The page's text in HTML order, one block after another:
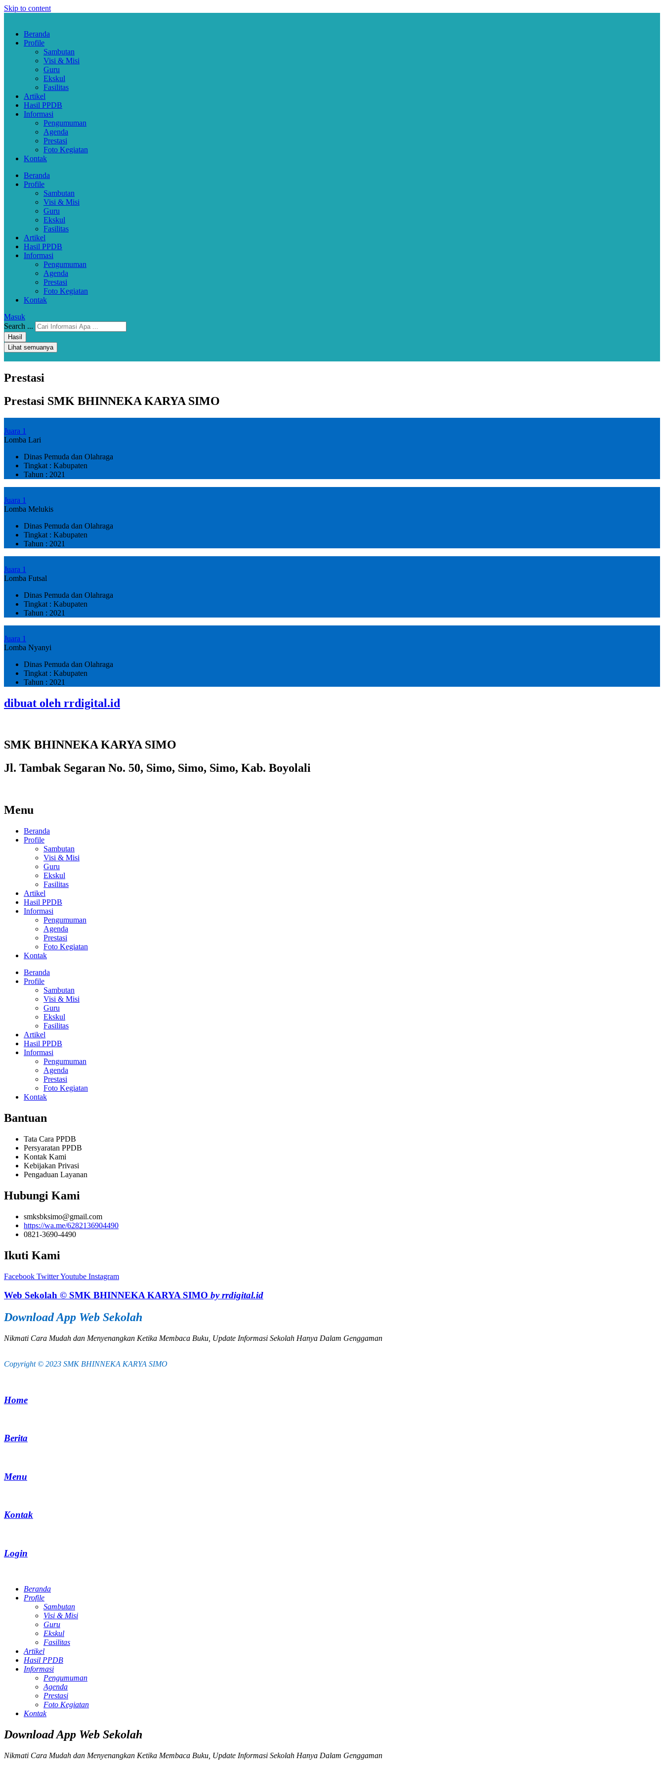
Skip to content
Beranda
Profile
Sambutan
Visi & Misi
Guru
Ekskul
Fasilitas
Artikel
Hasil PPDB
Informasi
Pengumuman
Agenda
Prestasi
Foto Kegiatan
Kontak
Beranda
Profile
Sambutan
Visi & Misi
Guru
Ekskul
Fasilitas
Artikel
Hasil PPDB
Informasi
Pengumuman
Agenda
Prestasi
Foto Kegiatan
Kontak
Masuk
Search ...
Hasil
Lihat semuanya
Prestasi
Prestasi SMK BHINNEKA KARYA SIMO
Juara 1
Lomba Lari
Dinas Pemuda dan Olahraga
Tingkat : Kabupaten
Tahun : 2021
Juara 1
Lomba Melukis
Dinas Pemuda dan Olahraga
Tingkat : Kabupaten
Tahun : 2021
Juara 1
Lomba Futsal
Dinas Pemuda dan Olahraga
Tingkat : Kabupaten
Tahun : 2021
Juara 1
Lomba Nyanyi
Dinas Pemuda dan Olahraga
Tingkat : Kabupaten
Tahun : 2021
dibuat oleh rrdigital.id
SMK BHINNEKA KARYA SIMO
Jl. Tambak Segaran No. 50, Simo, Simo, Simo, Kab. Boyolali
Menu
Beranda
Profile
Sambutan
Visi & Misi
Guru
Ekskul
Fasilitas
Artikel
Hasil PPDB
Informasi
Pengumuman
Agenda
Prestasi
Foto Kegiatan
Kontak
Beranda
Profile
Sambutan
Visi & Misi
Guru
Ekskul
Fasilitas
Artikel
Hasil PPDB
Informasi
Pengumuman
Agenda
Prestasi
Foto Kegiatan
Kontak
Bantuan
Tata Cara PPDB
Persyaratan PPDB
Kontak Kami
Kebijakan Privasi
Pengaduan Layanan
Hubungi Kami
smksbksimo@gmail.com
https://wa.me/6282136904490
0821-3690-4490
Ikuti Kami
Facebook TwitterYoutube Instagram
Web Sekolah © SMK BHINNEKA KARYA SIMO by rrdigital.id
Download App Web Sekolah
Nikmati Cara Mudah dan Menyenangkan Ketika Membaca Buku, Update Informasi Sekolah Hanya Dalam Genggaman
Copyright © 2023 SMK BHINNEKA KARYA SIMO
Home
Berita
Menu
Kontak
Login
Beranda
Profile
Sambutan
Visi & Misi
Guru
Ekskul
Fasilitas
Artikel
Hasil PPDB
Informasi
Pengumuman
Agenda
Prestasi
Foto Kegiatan
Kontak
Download App Web Sekolah
Nikmati Cara Mudah dan Menyenangkan Ketika Membaca Buku, Update Informasi Sekolah Hanya Dalam Genggaman